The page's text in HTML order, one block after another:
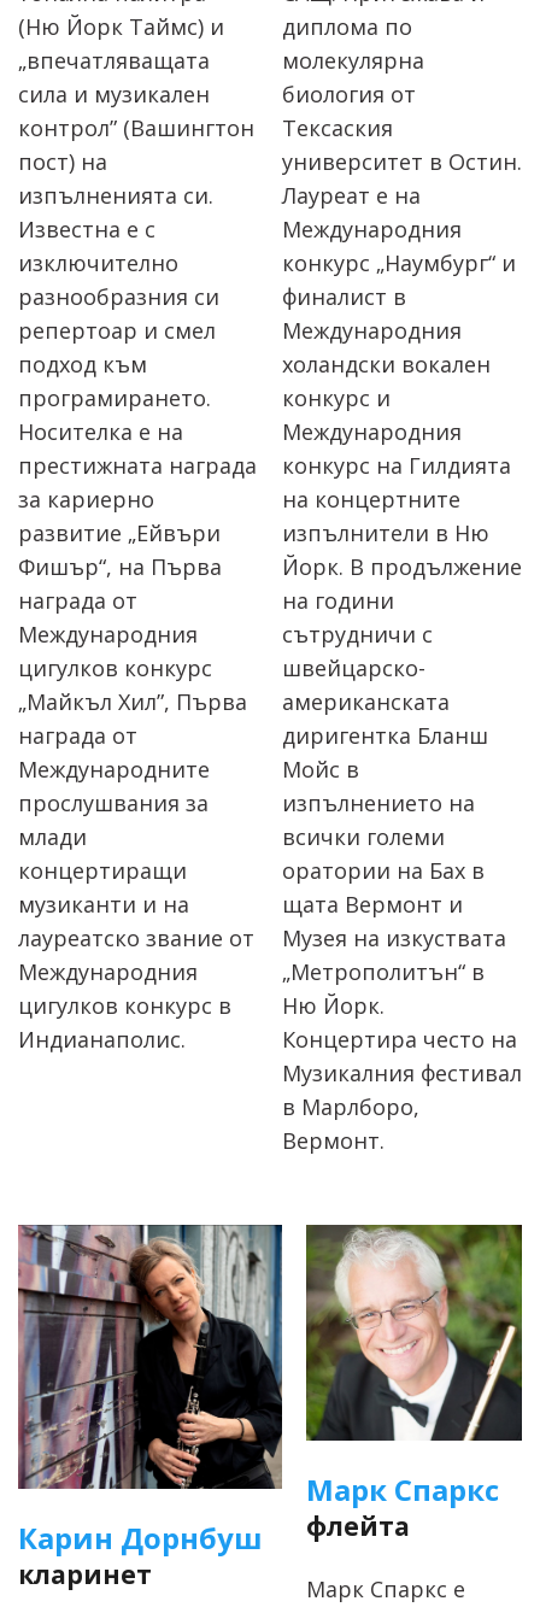
(Ню Йорк Таймс) и
„впечатляващата
сила и музикален
контрол” (Вашингтон
пост) на
изпълненията си.
Известна е с
изключително
разнообразния си
репертоар и смел
подход към
програмирането.
Носителка е на
престижната награда
за кариерно
развитие „Ейвъри
Фишър“, на Първа
награда от
Международния
цигулков конкурс
„Майкъл Хил”, Първа
награда от
Международните
прослушвания за
млади
концертиращи
музиканти и на
лауреатско звание от
Международния
цигулков конкурс в
Индианаполис.
диплома по
молекулярна
биология от
Тексаския
университет в Остин.
Лауреат е на
Международния
конкурс „Наумбург“ и
финалист в
Международния
холандски вокален
конкурс и
Международния
конкурс на Гилдията
на концертните
изпълнители в Ню
Йорк. В продължение
на години
сътрудничи с
швейцарско-
американската
диригентка Бланш
Мойс в
изпълнението на
всички големи
оратории на Бах в
щата Вермонт и
Музея на изкуствата
„Метрополитън“ в
Ню Йорк.
Концертира често на
Музикалния фестивал
в Марлборо,
Вермонт.
Карин Дорнбуш
кларинет
Марк Спаркс
флейта
Марк Спаркс е